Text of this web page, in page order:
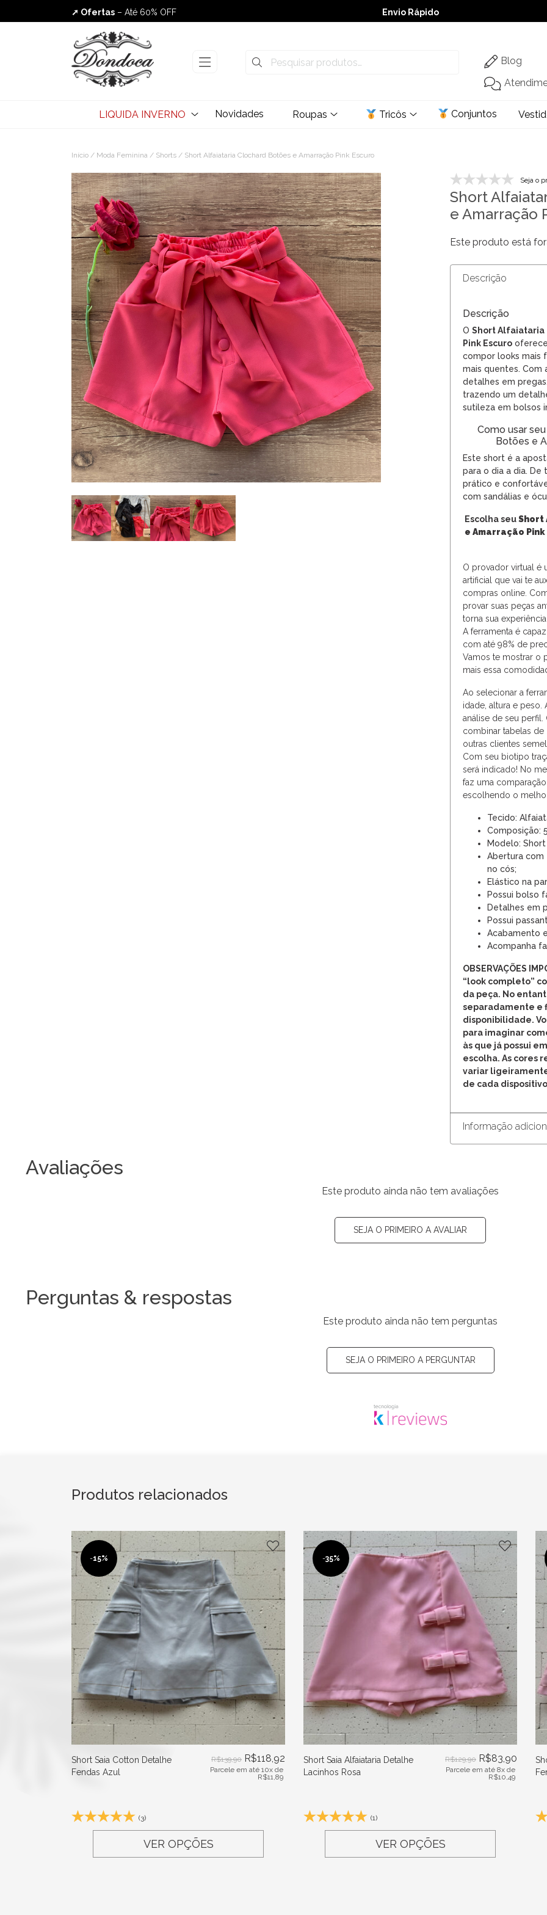
➚ Ofertas – Até 60% OFF
Envio Rápido
Envio Rápido
➚ Ofertas– Até 60% OFF
Blog
LIQUIDA INVERNO Novidades Roupas Tricôs Conjuntos
Início / Moda Feminina / Shorts / Short Alfaiataria Clochard Botões e Amarração Pink Escuro
Seja o
Short
e Amarração
Este produto está
Descrição
Descrição
O Short Alfaiataria
Pink Escuro
compor looks mais
mais quentes. Com
detalhes em
trazendo um
sutileza em bolsos
Como usar
Botões e
Este short é a
para o dia a dia.
prático e
com sandálias e
Escolha seuShort
e Amarração
O provador virtual é
artificial que vai te
compras online.
provar suas peças
torna sua
A ferramenta é
com até 98% de
Vamos te mostrar o
mais essa
Ao selecionar a
idade, altura e peso.
análise de seu
combinar tabelas
outras clientes
Com seu biotipo
será indicado! No
faz uma
escolhendo o
Tecido:
Composição:
Modelo:
Abertura com
no cós;
Elástico na
Possui bolso
Detalhes em
Possui
Acabamento
Acompanha
OBSERVAÇÕES
“look completo”
da peça. No
separadamente e
disponibilidade.
para imaginar
às que já possui
escolha. As cores
variar
de cada
Informação
Avaliações
Este produto ainda não tem avaliações
SEJA O PRIMEIRO A AVALIAR
Perguntas & respostas
Este produto ainda não tem perguntas
SEJA O PRIMEIRO A PERGUNTAR
Produtos relacionados
-15%
Short Saia Cotton Detalhe
Fendas Azul
R$139,90 R$118,92
Parcele em até 10x de
R$11,89
(3)
VER OPÇÕES
-35%
Short Saia Alfaiataria Detalhe
Lacinhos Rosa
R$129,90 R$83,90
Parcele em até 8x de
R$10,49
(1)
VER OPÇÕES